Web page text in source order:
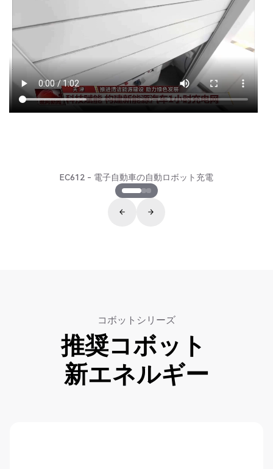
EC612 - 電子自動車の自動ロボット充電
コボットシリーズ
推奨コボット
新エネルギー